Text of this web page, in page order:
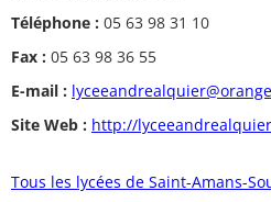
Téléphone : 05 63 98 31 10
Fax : 05 63 98 36 55
E-mail :
Site Web : http://
Tous les lycées de Saint-Amans-